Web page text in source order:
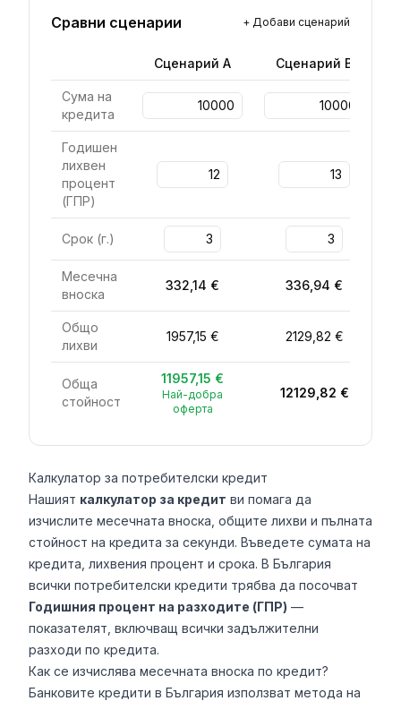
Сравни сценарии + Добави сценарий
Сценарий A Сценарий B
Сума на
кредита
Годишен
лихвен
процент
(ГПР)
Срок (г.)
Месечна
вноска
332,14 € 336,94 €
Общо
лихви
1957,15 € 2129,82 €
Обща
стойност
11957,15 €
Най-добра
оферта
12129,82 €
Калкулатор за потребителски кредит
Нашият калкулатор за кредит ви помага да
изчислите месечната вноска, общите лихви и пълната
стойност на кредита за секунди. Въведете сумата на
кредита, лихвения процент и срока. В България
всички потребителски кредити трябва да посочват
Годишния процент на разходите (ГПР) —
показателят, включващ всички задължителни
разходи по кредита.
Как се изчислява месечната вноска по кредит?
Банковите кредити в България използват метода на